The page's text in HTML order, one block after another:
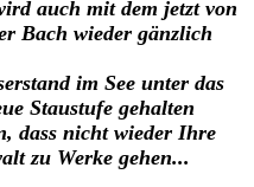
auch mit dem jetzt von
Bach wieder gänzlich
im See unter das
Staustufe gehalten
dass nicht wieder Ihre
zu Werke gehen...